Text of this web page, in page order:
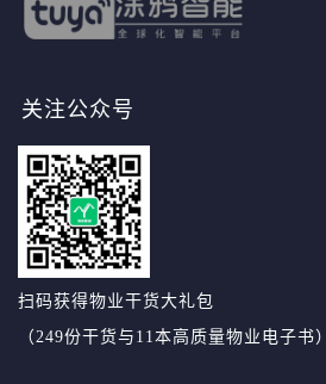
关注公众号
扫码获得物业干货大礼包
（249份干货与11本高质量物业电子书）